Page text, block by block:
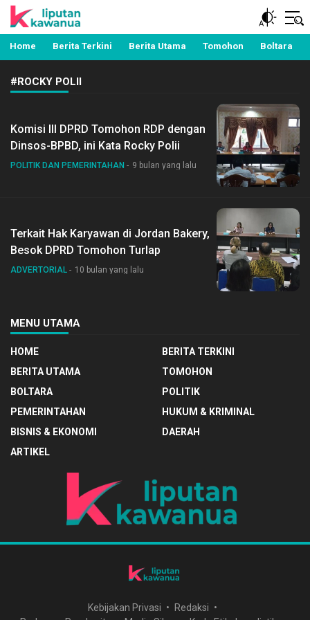
Liputan Kawanua
Berita Manado, Sulawesi Utara, Kawanua, Politik,
Pemerintahan, Hukum Kriminal dan Nasional
Home Berita Terkini Berita Utama Tomohon Boltara
#ROCKY POLII
Komisi III DPRD Tomohon RDP dengan
Dinsos-BPBD, ini Kata Rocky Polii
POLITIK DAN PEMERINTAHAN 9 bulan yang lalu
Terkait Hak Karyawan di Jordan Bakery,
Besok DPRD Tomohon Turlap
ADVERTORIAL 10 bulan yang lalu
MENU UTAMA
HOME
BERITA TERKINI
BERITA UTAMA
TOMOHON
BOLTARA
POLITIK
PEMERINTAHAN
HUKUM & KRIMINAL
BISNIS & EKONOMI
DAERAH
ARTIKEL
Kebijakan Privasi
Redaksi